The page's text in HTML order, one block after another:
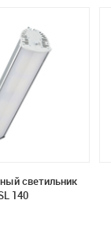
светильник
140